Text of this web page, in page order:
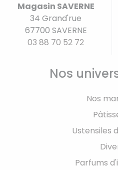
Magasin SAVERNE
34 Grand'rue
67700 SAVERNE
03 88 70 52 72
Nos
Nos
Ustensiles
Parfums